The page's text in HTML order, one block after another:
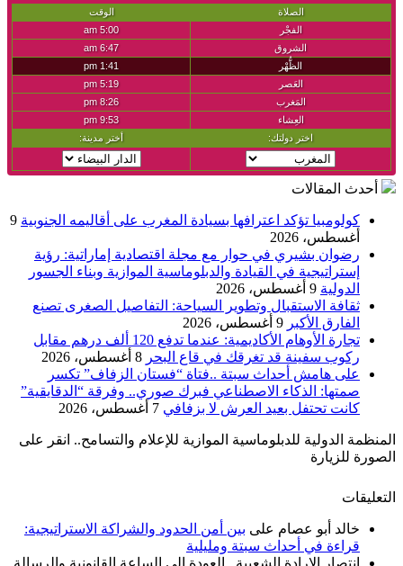
أحدث المقالات
كولومبيا تؤكد اعترافها بسيادة المغرب على أقاليمه الجنوبية 9
أغسطس، 2026
رضوان بشيري في حوار مع مجلة اقتصادية إماراتية: رؤية
إستراتيجية في القيادة والدبلوماسية الموازية وبناء الجسور
الدولية 9 أغسطس، 2026
ثقافة الاستقبال وتطوير السياحة: التفاصيل الصغرى تصنع
الفارق الأكبر 9 أغسطس، 2026
تجارة الأوهام الأكاديمية: عندما تدفع 120 ألف درهم مقابل
ركوب سفينة قد تغرقك في قاع البحر 8 أغسطس، 2026
على هامش أحداث سبتة ..فتاة “فستان الزفاف” تكسر
صمتها: الذكاء الاصطناعي فبرك صوري.. وفرقة “الدقايقية”
كانت تحتفل بعيد العرش لا بزفافي 7 أغسطس، 2026
المنظمة الدولية للدبلوماسية الموازية للإعلام والتسامح.. انقر على
الصورة للزيارة
التعليقات
خالد أبو عصام على بين أمن الحدود والشراكة الاستراتيجية:
قراءة في أحداث سبتة ومليلية
انتصار الإرادة الشعبية.. العودة إلى الساعة القانونية والرسالة